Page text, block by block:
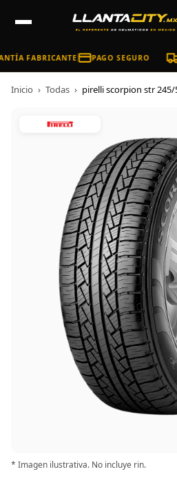
FABRICANTE PAGO SEGURO
Inicio › Todas › pirelli scorpion str
* Imagen ilustrativa. No incluye rin.